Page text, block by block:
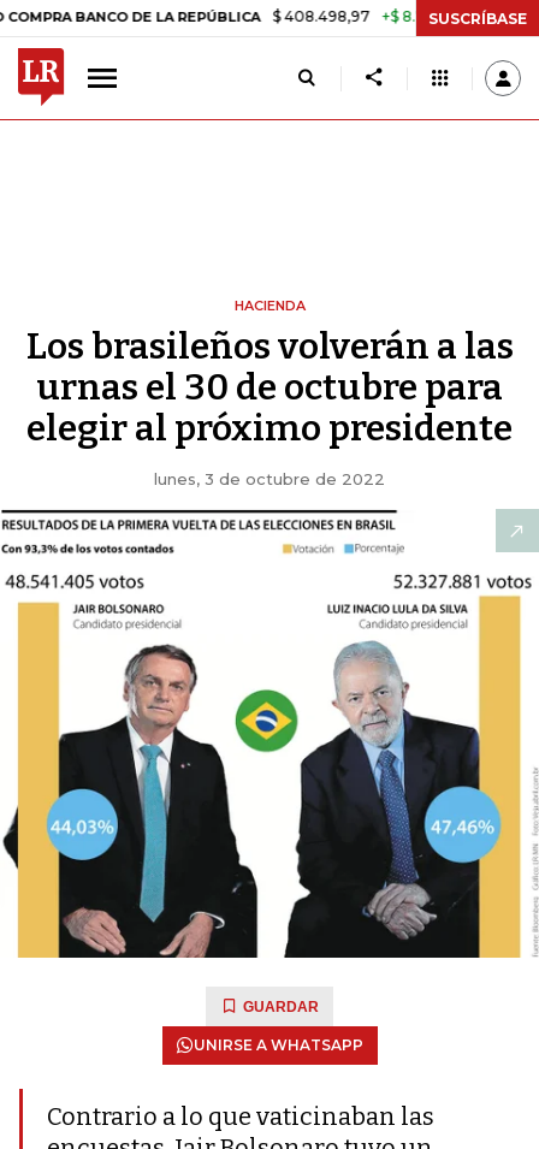
DE LA REPÚBLICA $ 408.498,97 +$ 8.753,81 +2,19% TASA
SUSCRÍBASE
HACIENDA
Los brasileños volverán a las
urnas el 30 de octubre para
elegir al próximo presidente
lunes, 3 de octubre de 2022
GUARDAR
UNIRSE A WHATSAPP
Contrario a lo que vaticinaban las